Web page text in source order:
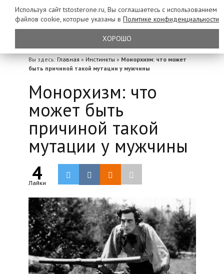
Вы здесь: Главная » Инстинкты » Монорхизм: что может
быть причиной такой мутации у мужчины
Монорхизм: что
может быть
причиной такой
мутации у мужчины
4
Лайки
Используя сайт tstosterone.ru, Вы соглашаетесь с использованием
файлов cookie, которые указаны в Политике конфиденциальности
ХОРОШО